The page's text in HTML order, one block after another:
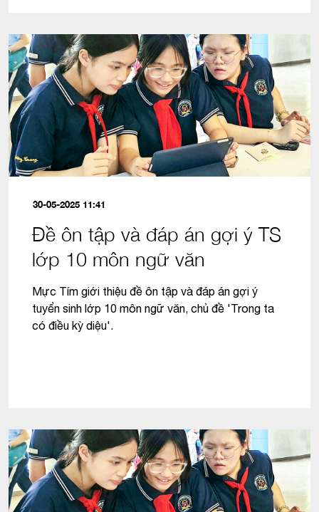
30-05-2025 11:41
Đề ôn tập và đáp án gợi ý TS
lớp 10 môn ngữ văn
Mực Tím giới thiệu đề ôn tập và đáp án gợi ý
tuyển sinh lớp 10 môn ngữ văn, chủ đề 'Trong ta
có điều kỳ diệu'.